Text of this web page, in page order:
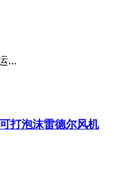
...
打泡沫雷德尔风机